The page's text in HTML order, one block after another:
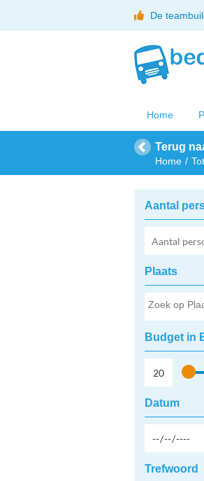
De
Home
Terug
Home
Aantal
Plaats
Budget in
Datum
Trefwoord